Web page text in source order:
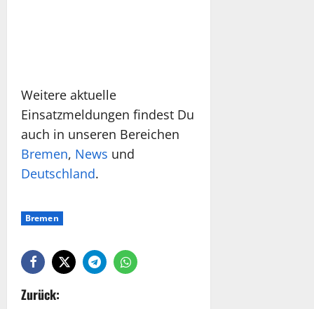
Weitere aktuelle
Einsatzmeldungen findest Du
auch in unseren Bereichen
Bremen, News und
Deutschland.
Bremen
Zurück: